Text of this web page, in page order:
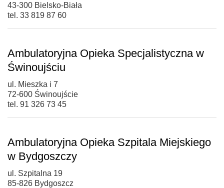
43-300 Bielsko-Biała
tel. 33 819 87 60
Ambulatoryjna Opieka Specjalistyczna w
Świnoujściu
ul. Mieszka i 7
72-600 Świnoujście
tel. 91 326 73 45
Ambulatoryjna Opieka Szpitala Miejskiego
w Bydgoszczy
ul. Szpitalna 19
85-826 Bydgoszcz